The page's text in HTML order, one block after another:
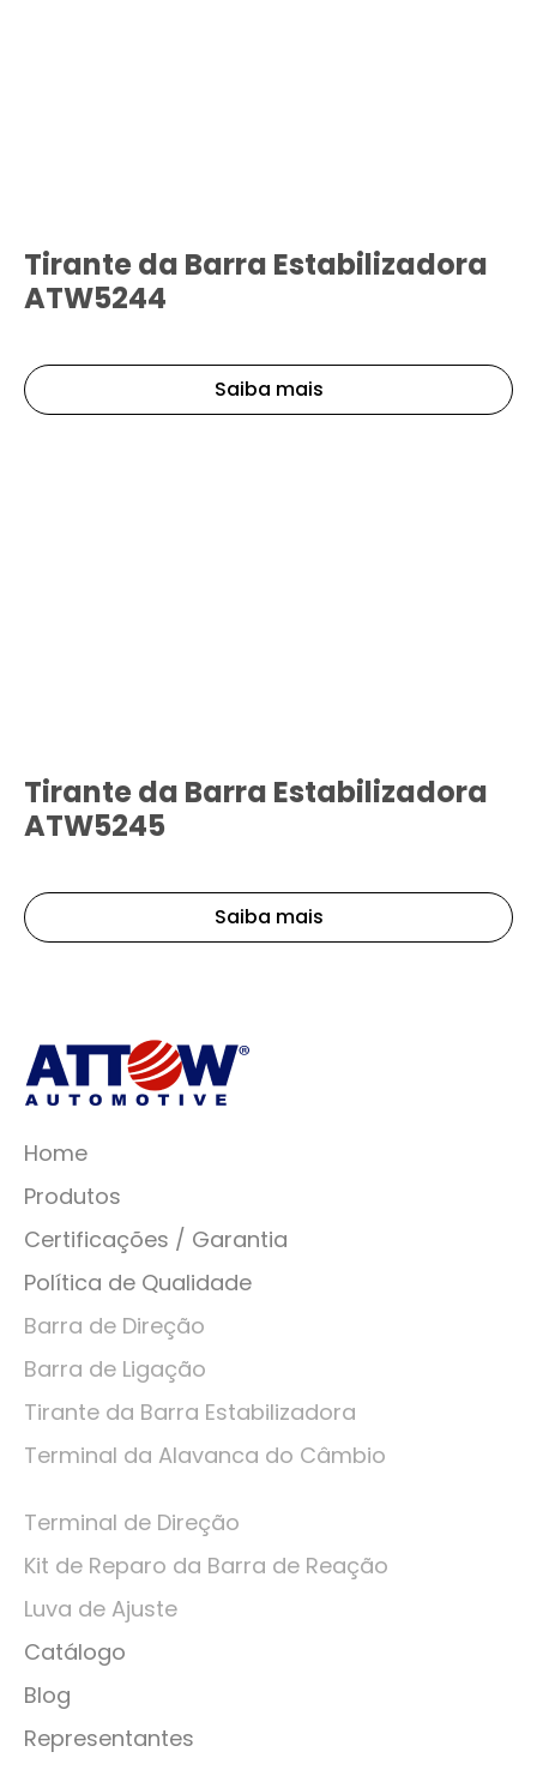
Tirante da Barra Estabilizadora
ATW5244
Saiba mais
Tirante da Barra Estabilizadora
ATW5245
Saiba mais
Home
Produtos
Certificações / Garantia
Política de Qualidade
Barra de Direção
Barra de Ligação
Tirante da Barra Estabilizadora
Terminal da Alavanca do Câmbio
Terminal de Direção
Kit de Reparo da Barra de Reação
Luva de Ajuste
Catálogo
Blog
Representantes